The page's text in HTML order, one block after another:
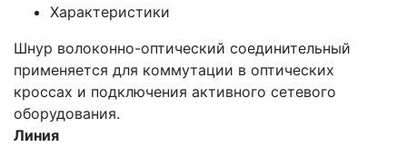
Характеристики
Шнур волоконно-оптический соединительный
применяется для коммутации в оптических
кроссах и подключения активного сетевого
оборудования.
Линия